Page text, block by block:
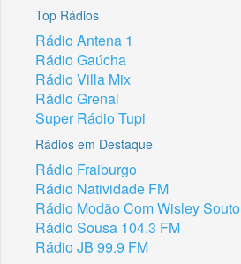
Top Rádios
Rádio Antena 1
Rádio Gaúcha
Rádio Villa Mix
Rádio Grenal
Super Rádio Tupi
Rádios em Destaque
Rádio Fraiburgo
Rádio Natividade FM
Rádio Modão Com Wisley Souto
Rádio Sousa 104.3 FM
Rádio JB 99.9 FM